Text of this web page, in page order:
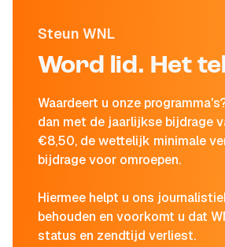
Steun WNL
Word lid. Het
Waardeert u onze
dan met de jaarlijkse bijdrage
€8,50, de wettelijk minimale
bijdrage voor omroepen.
Hiermee helpt u ons
behouden en voorkomt u dat
status en zendtijd verliest.